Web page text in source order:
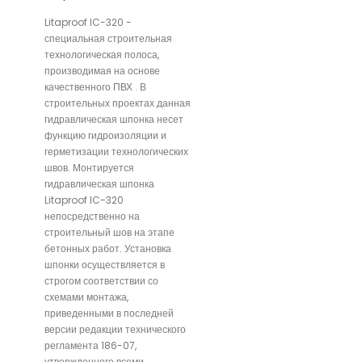
Litaproof IC-320 -
специальная строительная
технологическая полоса,
производимая на основе
качественного ПВХ . В
строительных проектах данная
гидравлическая шпонка несет
функцию гидроизоляции и
герметизации технологических
швов. Монтируется
гидравлическая шпонка
Litaproof IC-320
непосредственно на
строительный шов на этапе
бетонных работ. Установка
шпонки осуществляется в
строгом соответствии со
схемами монтажа,
приведенными в последней
версии редакции технического
регламента 186-07,